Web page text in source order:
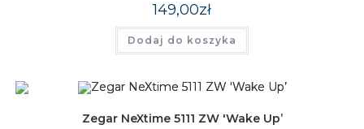
149,00zł
Dodaj do koszyka
Zegar NeXtime 5111 ZW 'Wake Up’